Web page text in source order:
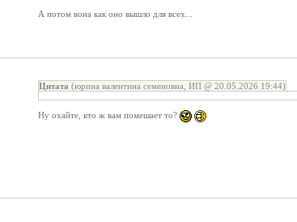
А потом вона как оно вышло для всех...
Цитата (юрина валентина семеновна, ИП @ 20.05.2026 19:44)
Ну охайте, кто ж вам помешает то?